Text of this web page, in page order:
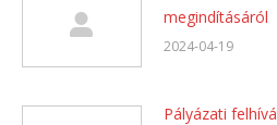
megindításáról
2024-04-19
Pályázati